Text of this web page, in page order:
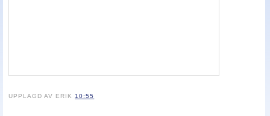
UPPLAGD AV ERIK 10:55